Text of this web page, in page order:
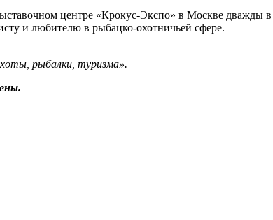
центре «Крокус-Экспо» в Москве дважды в
и любителю в рыбацко-охотничьей сфере.
рыбалки, туризма».